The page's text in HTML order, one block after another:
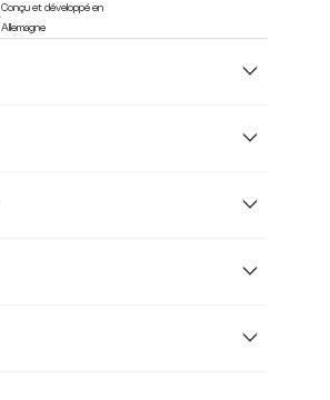
Conçu et développé en
Allemagne